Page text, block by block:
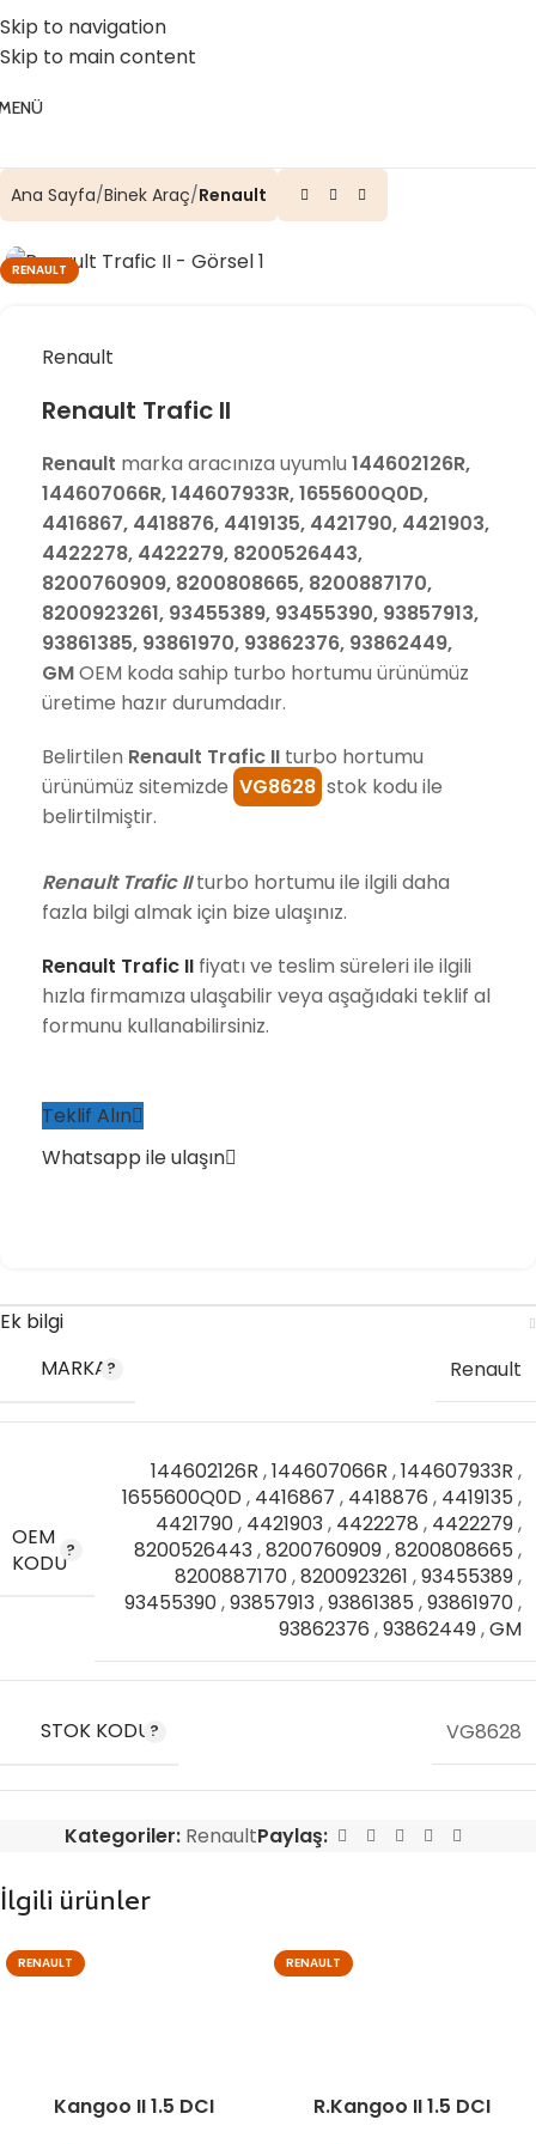
Skip to navigation
Skip to main content
☎️ 0 (224) 504 74 45
Ana Sayfa Binek Araç Renault
RENAULT
Renault
Renault Trafic II
Renault marka aracınıza uyumlu 144602126R,
144607066R, 144607933R, 1655600Q0D,
4416867, 4418876, 4419135, 4421790, 4421903,
4422278, 4422279, 8200526443,
8200760909, 8200808665, 8200887170,
8200923261, 93455389, 93455390, 93857913,
93861385, 93861970, 93862376, 93862449,
GMOEM koda sahip turbo hortumu ürünümüz
üretime hazır durumdadır.
Belirtilen Renault Trafic II turbo hortumu
ürünümüz sitemizde VG8628 stok kodu ile
belirtilmiştir.
Renault Trafic IIturbo hortumu ile ilgili daha
fazla bilgi almak için bize ulaşınız.
Renault Trafic II fiyatı ve teslim süreleri ile ilgili
hızla firmamıza ulaşabilir veya aşağıdaki teklif al
formunu kullanabilirsiniz.
Teklif Alın
Whatsapp ile ulaşın
Ek bilgi
MARKA
Renault
OEM
KODU
144602126R ,144607066R ,144607933R ,
1655600Q0D , 4416867 , 4418876 , 4419135 ,
4421790, 4421903, 4422278 , 4422279,
8200526443,8200760909,8200808665 ,
8200887170,8200923261 ,93455389,
93455390,93857913,93861385 ,93861970,
93862376 ,93862449,GM
STOK KODU VG8628
Kategoriler: RenaultPaylaş:
İlgili ürünler
RENAULT
Kangoo II 1.5 DCI
RENAULT
R.Kangoo II 1.5 DCI